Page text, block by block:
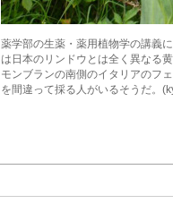
薬学部の生薬・薬用植物学の講義
は日本のリンドウとは全く異なる
モンブランの南側のイタリアのフ
を間違って採る人がいるそうだ。